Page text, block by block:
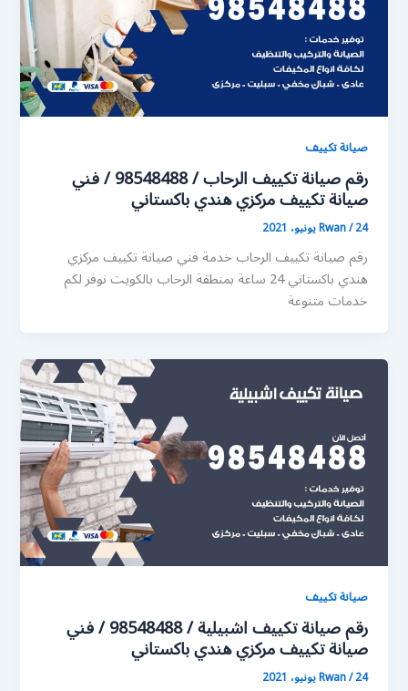
صيانة تكييف
رقم صيانة تكييف الرحاب / 98548488 / فني
صيانة تكييف مركزي هندي باكستاني
Rwan/24 يونيو، 2021
رقم صيانة تكييف الرحاب خدمة فني صيانة تكييف مركزي
هندي باكستاني 24 ساعة بمنطقة الرحاب بالكويت نوفر لكم
خدمات متنوعة
صيانة تكييف
رقم صيانة تكييف اشبيلية / 98548488 / فني
صيانة تكييف مركزي هندي باكستاني
Rwan/24 يونيو، 2021